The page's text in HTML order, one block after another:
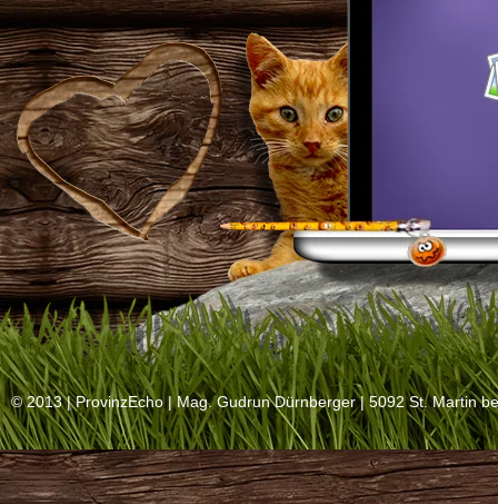
© 2013 |ProvinzEcho | Mag. Gudrun Dürnberger | 5092 St. Martin